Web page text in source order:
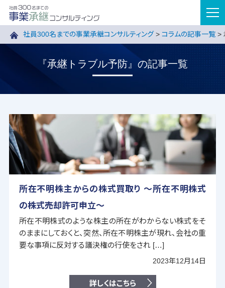
社員300名までの事業承継コンサルティング> コラムの記事一覧>
『承継トラブル予防』の記事一覧
所在不明株主からの株式買取り ～所在不明株式
の株式売却許可申立～
所在不明株式のような株主の所在がわからない株式をそ
のままにしておくと、突然、所在不明株主が現れ、会社の重
要な事項に反対する議決権の行使をされ […]
2023年12月14日
詳しくはこちら